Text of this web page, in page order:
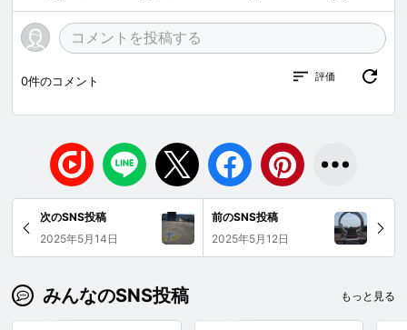
0件のコメント 評価
次のSNS投稿
2025年5月14日
前のSNS投稿
2025年5月12日
みんなのSNS投稿 もっと見る